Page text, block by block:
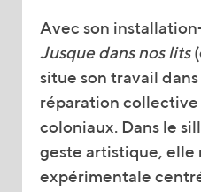
Avec son
Jusque dans nos lits
situe son travail
réparation collective
coloniaux. Dans le
geste artistique, elle
expérimentale